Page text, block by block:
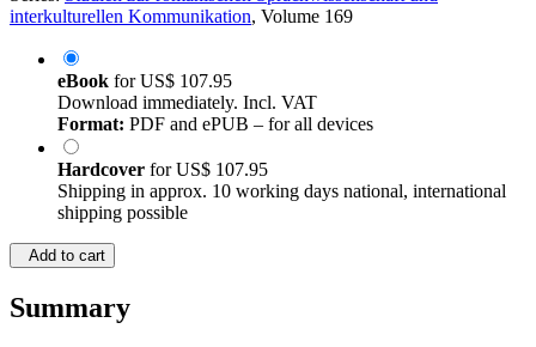
interkulturellen Kommunikation, Volume 169
eBook forUS$ 107.95
Download immediately. Incl. VAT
Format: PDF and ePUB – for all devices
Hardcover forUS$ 107.95
Shipping in approx. 10 working days national, international
shipping possible
Add to cart
Summary